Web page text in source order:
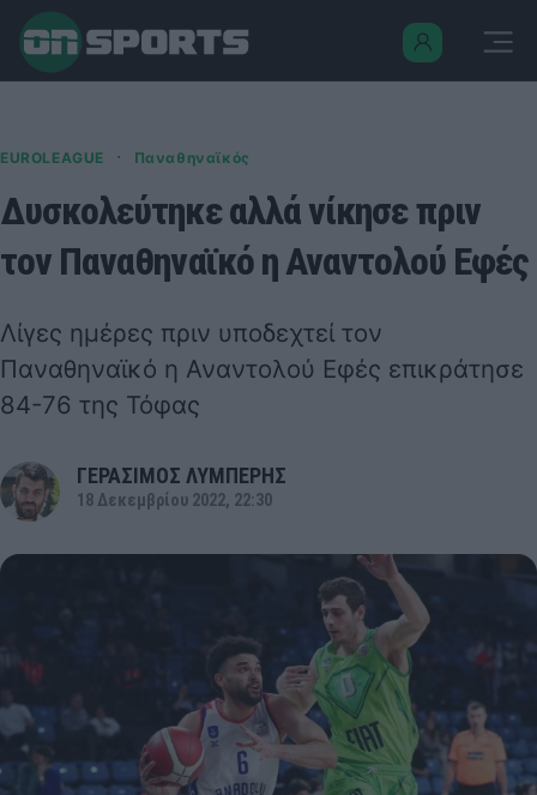
EUROLEAGUE · Παναθηναϊκός
Δυσκολεύτηκε αλλά νίκησε πριν
τον Παναθηναϊκό η Αναντολού Εφές
Λίγες ημέρες πριν υποδεχτεί τον
Παναθηναϊκό η Αναντολού Εφές επικράτησε
84-76 της Τόφας
ΓΕΡΑΣΙΜΟΣ ΛΥΜΠΕΡΗΣ
18 Δεκεμβρίου 2022, 22:30